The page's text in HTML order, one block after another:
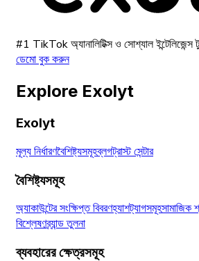
#1 TikTok অ্যানালিটিক্স ও সোশ্যাল ইন্টেলিজেন্স
ডেমো বুক করুন
Explore Exolyt
Exolyt
মূল্য নির্ধারণবৈশিষ্ট্যসমূহব্লগট্রাস্ট সেন্টার
বৈশিষ্ট্যসমূহ
অ্যাকাউন্টের সংক্ষিপ্ত বিবরণহ্যাশট্যাগসমূহসামাজিক
বিশ্লেষণব্র্যান্ড তুলনা
ব্যবহারের ক্ষেত্রসমূহ